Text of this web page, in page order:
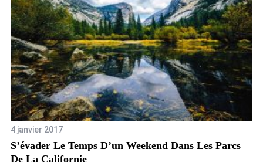
4 janvier 2017
S’évader Le Temps D’un Weekend Dans Les Parcs
De La Californie